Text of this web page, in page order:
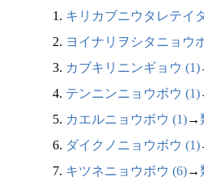
1. キリカブニウタレテイ
2. ヨイナリヲシタニョウ
3. カブキリニンギョウ (1)
4. テンニンニョウボウ (1)
5. カエルニョウボウ (1)→
6. ダイクノニョウボウ (1)
7. キツネニョウボウ (6)→